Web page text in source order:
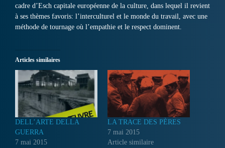
cadre d’Esch capitale européenne de la culture, dans lequel il revient
à ses thèmes favoris: l’interculturel et le monde du travail, avec une
méthode de tournage où l’empathie et le respect dominent.
Articles similaires
DELL’ARTE DELLA
GUERRA
7 mai 2015
LA TRACE DES PÈRES
7 mai 2015
Article similaire